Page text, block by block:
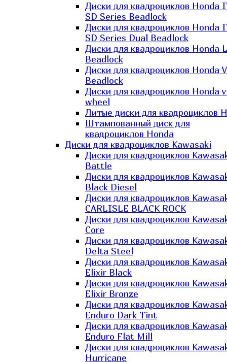
Диски для квадроциклов Honda
SD Series Beadlock
Диски для квадроциклов Honda
SD Series Dual Beadlock
Диски для квадроциклов Honda
Beadlock
Диски для квадроциклов Honda
Beadlock
Диски для квадроциклов Honda
wheel
Литые диски для квадроциклов
Штампованный диск для
квадроциклов Honda
Диски для квадроциклов Kawasaki
Диски для квадроциклов
Battle
Диски для квадроциклов
Black Diesel
Диски для квадроциклов
CARLISLE BLACK ROCK
Диски для квадроциклов
Core
Диски для квадроциклов
Delta Steel
Диски для квадроциклов
Elixir Black
Диски для квадроциклов
Elixir Bronze
Диски для квадроциклов
Enduro Dark Tint
Диски для квадроциклов
Enduro Flat Mill
Диски для квадроциклов
Hurricane